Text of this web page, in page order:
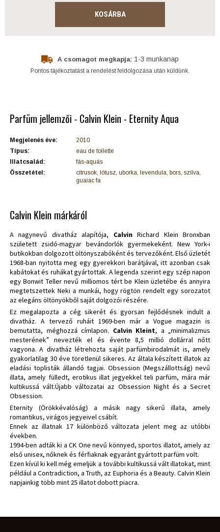
KOSÁRBA
A csomagot megkapja: 1-3 munkanap
Pontos tájékoztatást a rendelést feldolgozása után küldünk.
Parfüm jellemzői - Calvin Klein - Eternity Aqua
Megjelenés éve:
2010
Típus:
eau de toilette
Illatcsalád:
fás-aquás
Összetétel:
citrusok, lótusz, uborka, levendula, bors, szilva,
guaiac fa
Calvin Klein márkáról
A nagynevű divatház alapítója, CalvinRichard Klein Bronxban
született zsidó-magyar bevándorlók gyermekeként. New York-i
butikokban dolgozott öltönyszabóként és tervezőként. Első üzletét
1968-ban nyitotta meg egy gyerekkori barátjával, itt azonban csak
kabátokat és ruhákat gyártottak. A legenda szerint egy szép napon
egy Bonwit Teller nevű milliomos tért be Klein üzletébe és annyira
megtetszettek Neki a munkái, hogy rögtön rendelt egy sorozatot
az elegáns öltönyökből saját dolgozói részére.
Ez megalapozta a cég sikerét és gyorsan fejlődésnek indult a
divatház. A tervező ruháit 1969-ben már a Vogue magazin is
bemutatta, méghozzá címlapon. Calvin Kleint, a „minimalizmus
mesterének” nevezték el és évente 8,5 millió dollárral nőtt
vagyona. A divatház létrehozta saját parfümbirodalmát is, amely
gyakorlatilag 30 éve töretlenül sikeres. Az általa készített illatok az
eladási toplisták állandó tagjai. Obsession (Megszállottság) nevű
illata, amely fülledt, erotikus illat jegyekkel teli parfüm, mára már
kultikussá vált.Újabb változatai az Obsession Night és a Secret
Obsession.
Eternity (Örökkévalóság) a másik nagy sikerű illata, amely
romantikus, virágos jegyeivel csábít.
Ennek az illatnak 17 különböző változata jelent meg az utóbbi
években.
1994-ben adták ki a CK One nevű könnyed, sportos illatot, amely az
első unisex, nőknek és férfiaknak egyaránt gyártott parfüm volt.
Ezen kívül ki kell még emeljük a további kultikussá vált illatokat, mint
például a Contradiction, a Truth, az Euphoria és a Beauty. Calvin Klein
napjainkig több mint 25 illatot dobott piacra.